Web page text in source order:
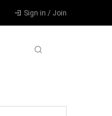
Sign in / Join